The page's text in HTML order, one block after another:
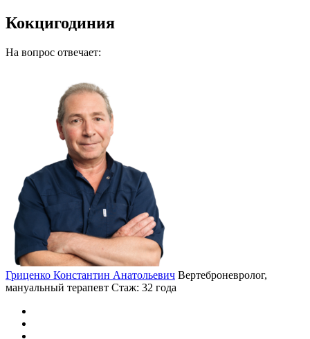
Кокцигодиния
На вопрос отвечает:
Гриценко Константин Анатольевич Вертеброневролог,
мануальный терапевт Стаж: 32 года